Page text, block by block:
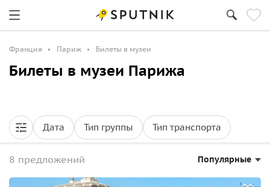
Франция Париж Билеты в музеи
Билеты в музеи Парижа
Дата Тип группы Тип транспорта
8 предложений Популярные